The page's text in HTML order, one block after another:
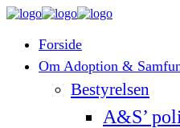
Forside
Om Adoption &
Bestyrelsen
A&S’